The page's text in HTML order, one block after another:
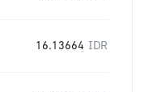
16.13664 IDR